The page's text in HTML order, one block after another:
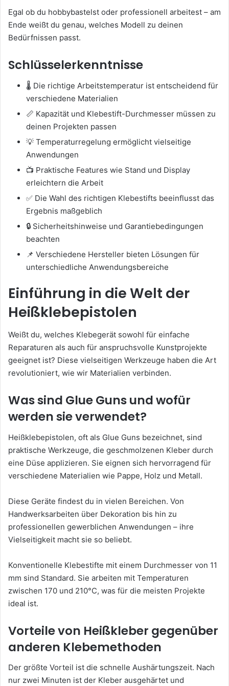
Egal ob du hobbybastelst oder professionell arbeitest – am
Ende weißt du genau, welches Modell zu deinen
Bedürfnissen passt.
Schlüsselerkenntnisse
🌡️ Die richtige Arbeitstemperatur ist entscheidend für
verschiedene Materialien
📏 Kapazität und Klebestift-Durchmesser müssen zu
deinen Projekten passen
💡 Temperaturregelung ermöglicht vielseitige
Anwendungen
📺 Praktische Features wie Stand und Display
erleichtern die Arbeit
✅ Die Wahl des richtigen Klebestifts beeinflusst das
Ergebnis maßgeblich
🔒 Sicherheitshinweise und Garantiebedingungen
beachten
📌 Verschiedene Hersteller bieten Lösungen für
unterschiedliche Anwendungsbereiche
Einführung in die Welt der
Heißklebepistolen
Weißt du, welches Klebegerät sowohl für einfache
Reparaturen als auch für anspruchsvolle Kunstprojekte
geeignet ist? Diese vielseitigen Werkzeuge haben die Art
revolutioniert, wie wir Materialien verbinden.
Was sind Glue Guns und wofür
werden sie verwendet?
Heißklebepistolen, oft als Glue Guns bezeichnet, sind
praktische Werkzeuge, die geschmolzenen Kleber durch
eine Düse applizieren. Sie eignen sich hervorragend für
verschiedene Materialien wie Pappe, Holz und Metall.
Diese Geräte findest du in vielen Bereichen. Von
Handwerksarbeiten über Dekoration bis hin zu
professionellen gewerblichen Anwendungen – ihre
Vielseitigkeit macht sie so beliebt.
Konventionelle Klebestifte mit einem Durchmesser von 11
mm sind Standard. Sie arbeiten mit Temperaturen
zwischen 170 und 210°C, was für die meisten Projekte
ideal ist.
Vorteile von Heißkleber gegenüber
anderen Klebemethoden
Der größte Vorteil ist die schnelle Aushärtungszeit. Nach
nur zwei Minuten ist der Kleber ausgehärtet und